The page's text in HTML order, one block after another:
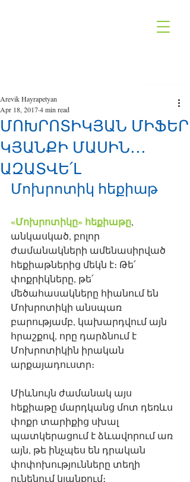
ՄՈԽՐՈՏԻԿՅԱՆ ՄԻՖԵՐ
ԿՅԱՆՔԻ ՄԱՍԻՆ․․․
ԱԶԱՏՎԵ՛Լ
Arevik Hayrapetyan
Apr 18, 20174 min read
Մոխրոտիկ հեքիաթ
«Մոխրոտիկը» հեքիաթը,
անկասկած, բոլոր
ժամանակների ամենասիրված
հեքիաթներից մեկն է։ Թե՛
փոքրիկները, թե՛
մեծահասակները հիանում են
Մոխրոտիկի անսպառ
բարությամբ, կախարդվում այն
հրաշքով, որը դարձնում է
Մոխրոտիկին իրական
արքայադուստր։
Միևնույն ժամանակ այս
հեքիաթը մարդկանց մոտ դեռևս
փոքր տարիքից սխալ
պատկերացում է ձևավորում առ
այն, թե ինչպես են դրական
փոփոխությունները տեղի
ունենում կյանքում։